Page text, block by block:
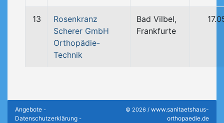
13
Rosenkranz
Scherer GmbH
Orthopädie-
Technik
Bad Vilbel,
Frankfurte
Angebote -
Datenschutzerklärung -
© 2026 / www.sanitaetshaus-
orthopaedie.de